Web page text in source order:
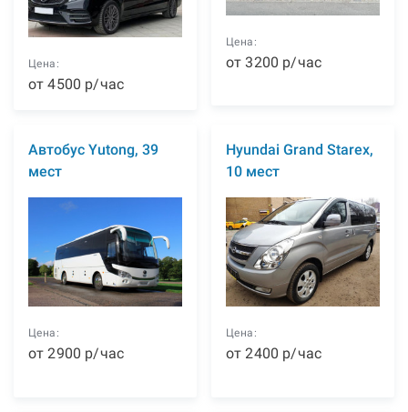
Цена:
от4500 р/час
Цена:
от3200 р/час
Автобус Yutong, 39
мест
Цена:
от2900 р/час
Hyundai Grand Starex,
10 мест
Цена:
от2400 р/час